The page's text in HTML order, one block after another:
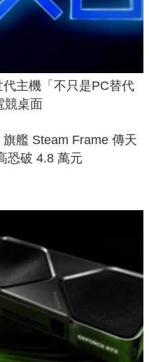
主機「不只是PC替代
競桌面
艦 Steam Frame 傳天
恐破 4.8 萬元